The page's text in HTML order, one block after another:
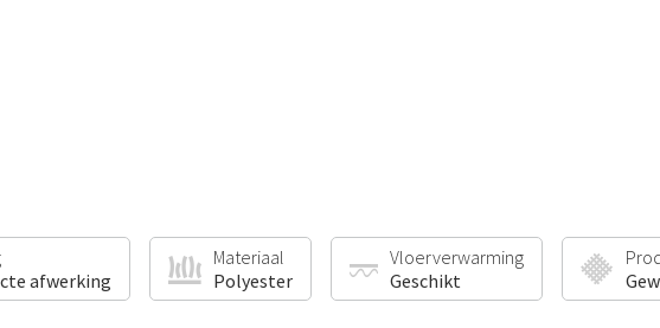
afwerking
Materiaal
Polyester
Vloerverwarming
Geschikt